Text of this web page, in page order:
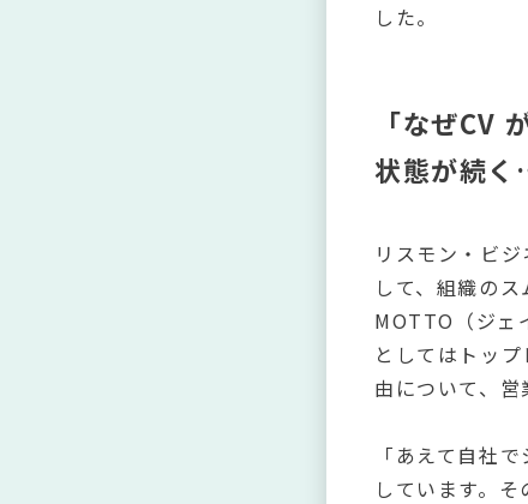
した。
「なぜCV
状態が続
リスモン・ビ
して、組織の
MOTTO（ジェ
としてはトッ
由について、
「あえて自社
しています。